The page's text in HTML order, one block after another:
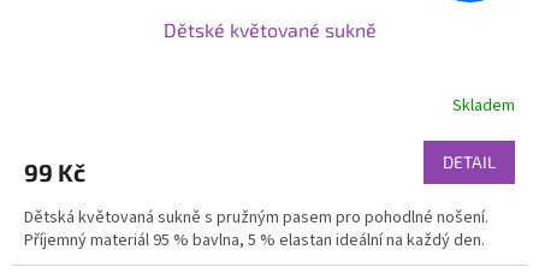
Dětské květované sukně
Skladem
99 Kč DETAIL
Dětská květovaná sukně s pružným pasem pro pohodlné nošení.
Příjemný materiál 95 % bavlna, 5 % elastan ideální na každý den.